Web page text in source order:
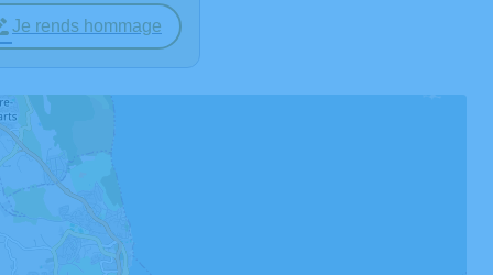
Je rends hommage